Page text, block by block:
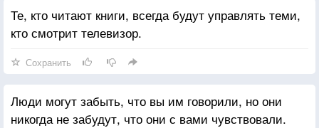
Те, кто читают книги, всегда будут управлять теми,
кто смотрит телевизор.
Сохранить
Люди могут забыть, что вы им говорили, но они
никогда не забудут, что они с вами чувствовали.